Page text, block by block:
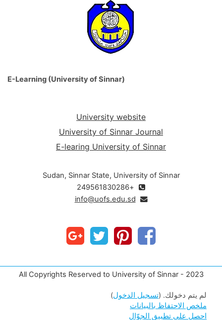
E-Learning (University of Sinnar)
University website
University of Sinnar Journal
E-learing University of Sinnar
Sudan, Sinnar State, University of Sinnar
+249561830286
info@uofs.edu.sd
All Copyrights Reserved to University of Sinnar - 2023
لم يتم دخولك. (تسجيل الدخول)
ملخص الاحتفاظ بالبيانات
احصل على تطبيق الجوّال